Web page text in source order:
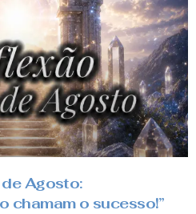
Agosto:
chamam o sucesso!”